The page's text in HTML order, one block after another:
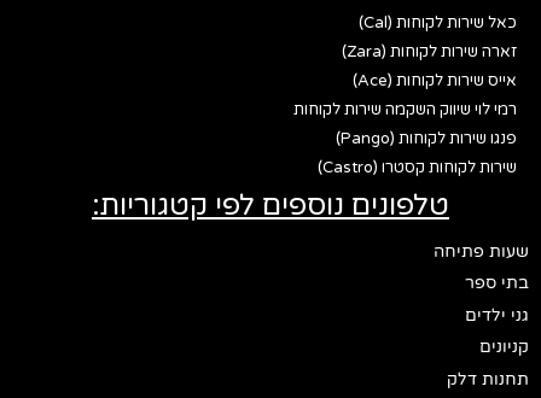
כאל שירות לקוחות (Cal)
זארה שירות לקוחות (Zara)
אייס שירות לקוחות (Ace)
רמי לוי שיווק השקמה שירות לקוחות
פנגו שירות לקוחות (Pango)
שירות לקוחות קסטרו (Castro)
טלפונים נוספים לפי קטגוריות:
שעות פתיחה
בתי ספר
גני ילדים
קניונים
תחנות דלק